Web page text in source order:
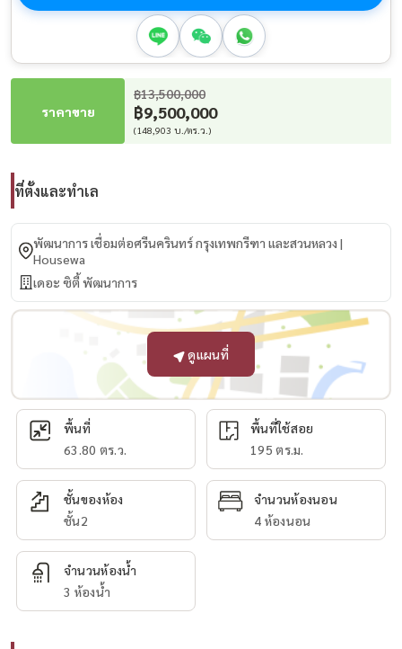
ราคาขาย
฿13,500,000
฿9,500,000
(148,903 บ./ตร.ว.)
ที่ตั้งและทำเล
พัฒนาการ เชื่อมต่อศรีนครินทร์ กรุงเทพกรีฑา และสวนหลวง |
Housewa
เดอะ ซิตี้ พัฒนาการ
ดูแผนที่
พื้นที่
63.80 ตร.ว.
พื้นที่ใช้สอย
195 ตร.ม.
ชั้นของห้อง
ชั้น2
จำนวนห้องนอน
4 ห้องนอน
จำนวนห้องน้ำ
3 ห้องน้ำ